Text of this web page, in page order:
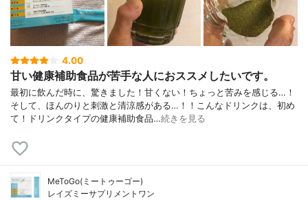
4.00
甘い健康補助食品が苦手な人におススメしたいです。
最初に飲んだ時に、驚きました！甘くない！ちょっと苦みを感じる…！
そして、ほんのりと刺激と清涼感がある…！！こんなドリンクは、初め
て！ドリンクタイプの健康補助食品…続きを見る
MeToGo(ミートゥーゴー)
レイズミーサプリメントワン